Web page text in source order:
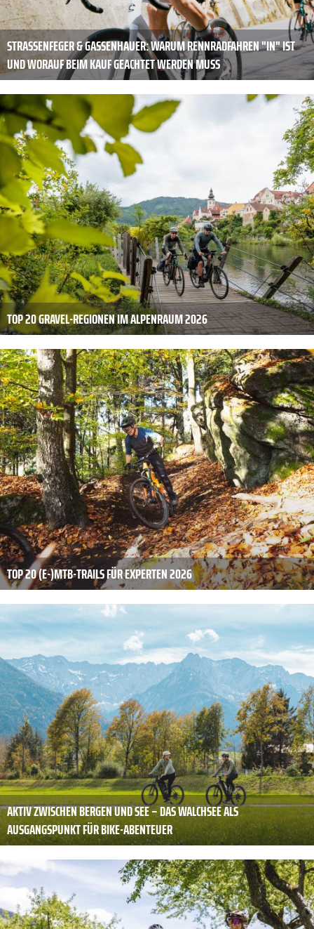
STRASSENFEGER & GASSENHAUER: WARUM RENNRADFAHREN "IN" IST U
ND WORAUF BEIM KAUF GEACHTET WERDEN MUSS
TOP 20 GRAVEL-REGIONEN IM ALPENRAUM 2026
TOP 20 (E-)MTB-TRAILS FÜR EXPERTEN 2026
AKTIV ZWISCHEN BERGEN UND SEE – DAS WALCHSEE ALS
AUSGANGSPUNKT FÜR BIKE-ABENTEUER